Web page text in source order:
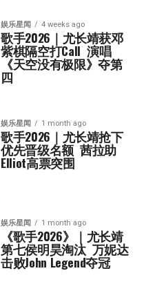
娱乐星闻 4 weeks ago
歌手2026｜尤长靖获邓
紫棋隔空打Call  演唱
《天空没有极限》夺第
四
娱乐星闻 1 month ago
歌手2026｜尤长靖抢下
优先晋级名额  茜拉助
Elliot高票突围
娱乐星闻 1 month ago
《歌手2026》｜尤长靖
第七侯明昊淘汰  万妮达
击败John Legend夺冠